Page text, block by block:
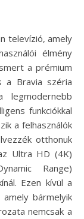
élmény
a prémium
a Bravia széria
funkciókkal
a felhasználók
otthonuk
Ultra HD (4K)
Range)
Ezen kívül a
bármelyik
nemcsak a